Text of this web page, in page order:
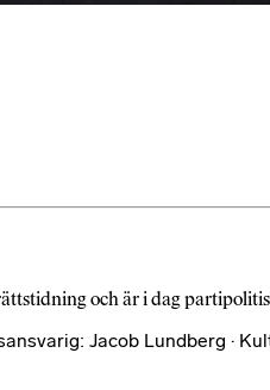
och är i dag
Jacob Lundberg ·